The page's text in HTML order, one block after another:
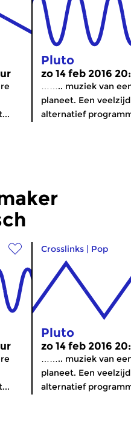
Pluto
zo 14 feb 2016
…….. muziek van
planeet. Een
alternatief
Crosslinks Pop
Pluto
zo 14 feb 2016
…….. muziek van
planeet. Een
alternatief